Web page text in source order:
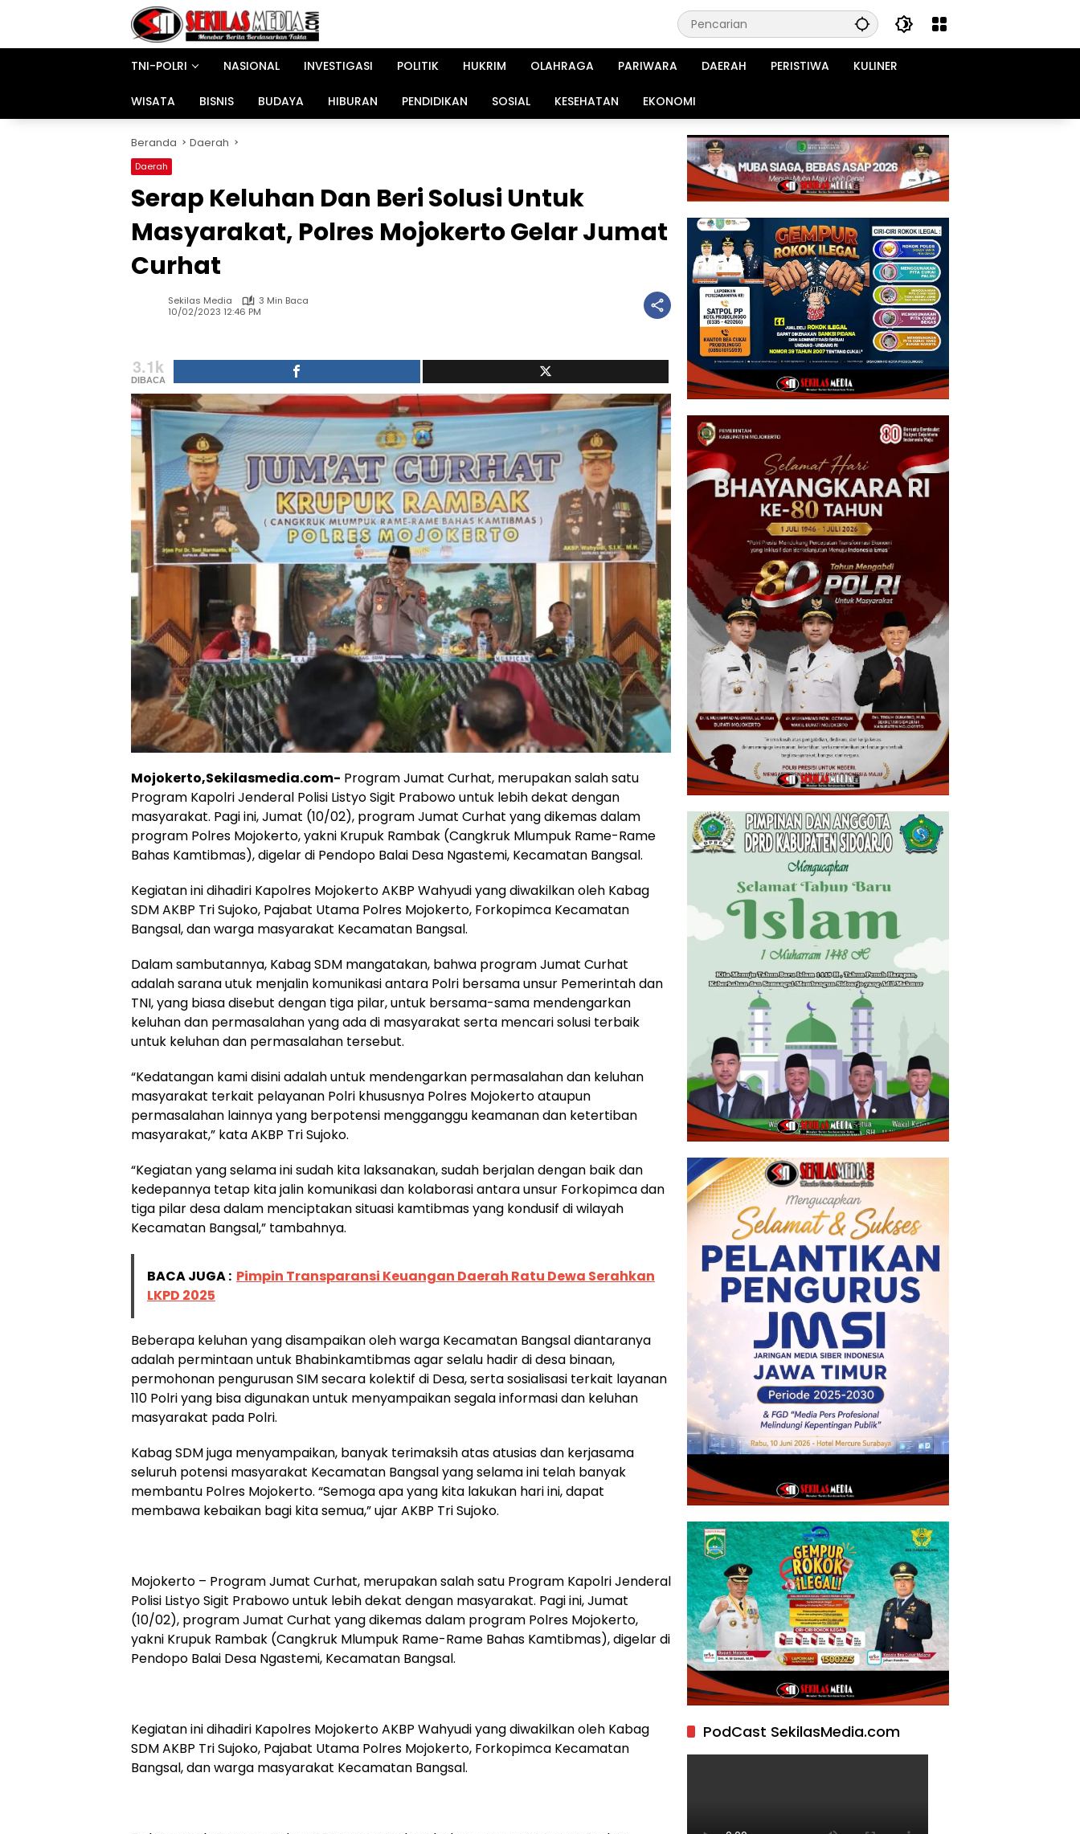
TNI-POLRI
NASIONAL INVESTIGASI POLITIK HUKRIM OLAHRAGA PARIWARA DAERAH PERISTIWA KULINER
WISATA BISNIS BUDAYA HIBURAN PENDIDIKAN SOSIAL KESEHATAN EKONOMI
Beranda Daerah
Daerah
Serap Keluhan Dan Beri Solusi Untuk
Masyarakat, Polres Mojokerto Gelar Jumat
Curhat
Sekilas Media
3 Min Baca
10/02/2023 12:46 PM
3.1k
DIBACA
Mojokerto,Sekilasmedia.com- Program Jumat Curhat, merupakan salah satu
Program Kapolri Jenderal Polisi Listyo Sigit Prabowo untuk lebih dekat dengan
masyarakat. Pagi ini, Jumat (10/02), program Jumat Curhat yang dikemas dalam
program Polres Mojokerto, yakni Krupuk Rambak (Cangkruk Mlumpuk Rame-Rame
Bahas Kamtibmas), digelar di Pendopo Balai Desa Ngastemi, Kecamatan Bangsal.
Kegiatan ini dihadiri Kapolres Mojokerto AKBP Wahyudi yang diwakilkan oleh Kabag
SDM AKBP Tri Sujoko, Pajabat Utama Polres Mojokerto, Forkopimca Kecamatan
Bangsal, dan warga masyarakat Kecamatan Bangsal.
Dalam sambutannya, Kabag SDM mangatakan, bahwa program Jumat Curhat
adalah sarana utuk menjalin komunikasi antara Polri bersama unsur Pemerintah dan
TNI, yang biasa disebut dengan tiga pilar, untuk bersama-sama mendengarkan
keluhan dan permasalahan yang ada di masyarakat serta mencari solusi terbaik
untuk keluhan dan permasalahan tersebut.
“Kedatangan kami disini adalah untuk mendengarkan permasalahan dan keluhan
masyarakat terkait pelayanan Polri khususnya Polres Mojokerto ataupun
permasalahan lainnya yang berpotensi mengganggu keamanan dan ketertiban
masyarakat,” kata AKBP Tri Sujoko.
“Kegiatan yang selama ini sudah kita laksanakan, sudah berjalan dengan baik dan
kedepannya tetap kita jalin komunikasi dan kolaborasi antara unsur Forkopimca dan
tiga pilar desa dalam menciptakan situasi kamtibmas yang kondusif di wilayah
Kecamatan Bangsal,” tambahnya.
BACA JUGA : Pimpin Transparansi Keuangan Daerah Ratu Dewa Serahkan
LKPD 2025
Beberapa keluhan yang disampaikan oleh warga Kecamatan Bangsal diantaranya
adalah permintaan untuk Bhabinkamtibmas agar selalu hadir di desa binaan,
permohonan pengurusan SIM secara kolektif di Desa, serta sosialisasi terkait layanan
110 Polri yang bisa digunakan untuk menyampaikan segala informasi dan keluhan
masyarakat pada Polri.
Kabag SDM juga menyampaikan, banyak terimaksih atas atusias dan kerjasama
seluruh potensi masyarakat Kecamatan Bangsal yang selama ini telah banyak
membantu Polres Mojokerto. “Semoga apa yang kita lakukan hari ini, dapat
membawa kebaikan bagi kita semua,” ujar AKBP Tri Sujoko.
Mojokerto – Program Jumat Curhat, merupakan salah satu Program Kapolri Jenderal
Polisi Listyo Sigit Prabowo untuk lebih dekat dengan masyarakat. Pagi ini, Jumat
(10/02), program Jumat Curhat yang dikemas dalam program Polres Mojokerto,
yakni Krupuk Rambak (Cangkruk Mlumpuk Rame-Rame Bahas Kamtibmas), digelar di
Pendopo Balai Desa Ngastemi, Kecamatan Bangsal.
Kegiatan ini dihadiri Kapolres Mojokerto AKBP Wahyudi yang diwakilkan oleh Kabag
SDM AKBP Tri Sujoko, Pajabat Utama Polres Mojokerto, Forkopimca Kecamatan
Bangsal, dan warga masyarakat Kecamatan Bangsal.
PodCast SekilasMedia.com